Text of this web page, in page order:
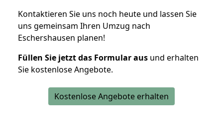
Kontaktieren Sie uns noch heute und lassen Sie
uns gemeinsam Ihren Umzug nach
Eschershausen planen!
Füllen Sie jetzt das Formular aus und erhalten
Sie kostenlose Angebote.
Kostenlose Angebote erhalten